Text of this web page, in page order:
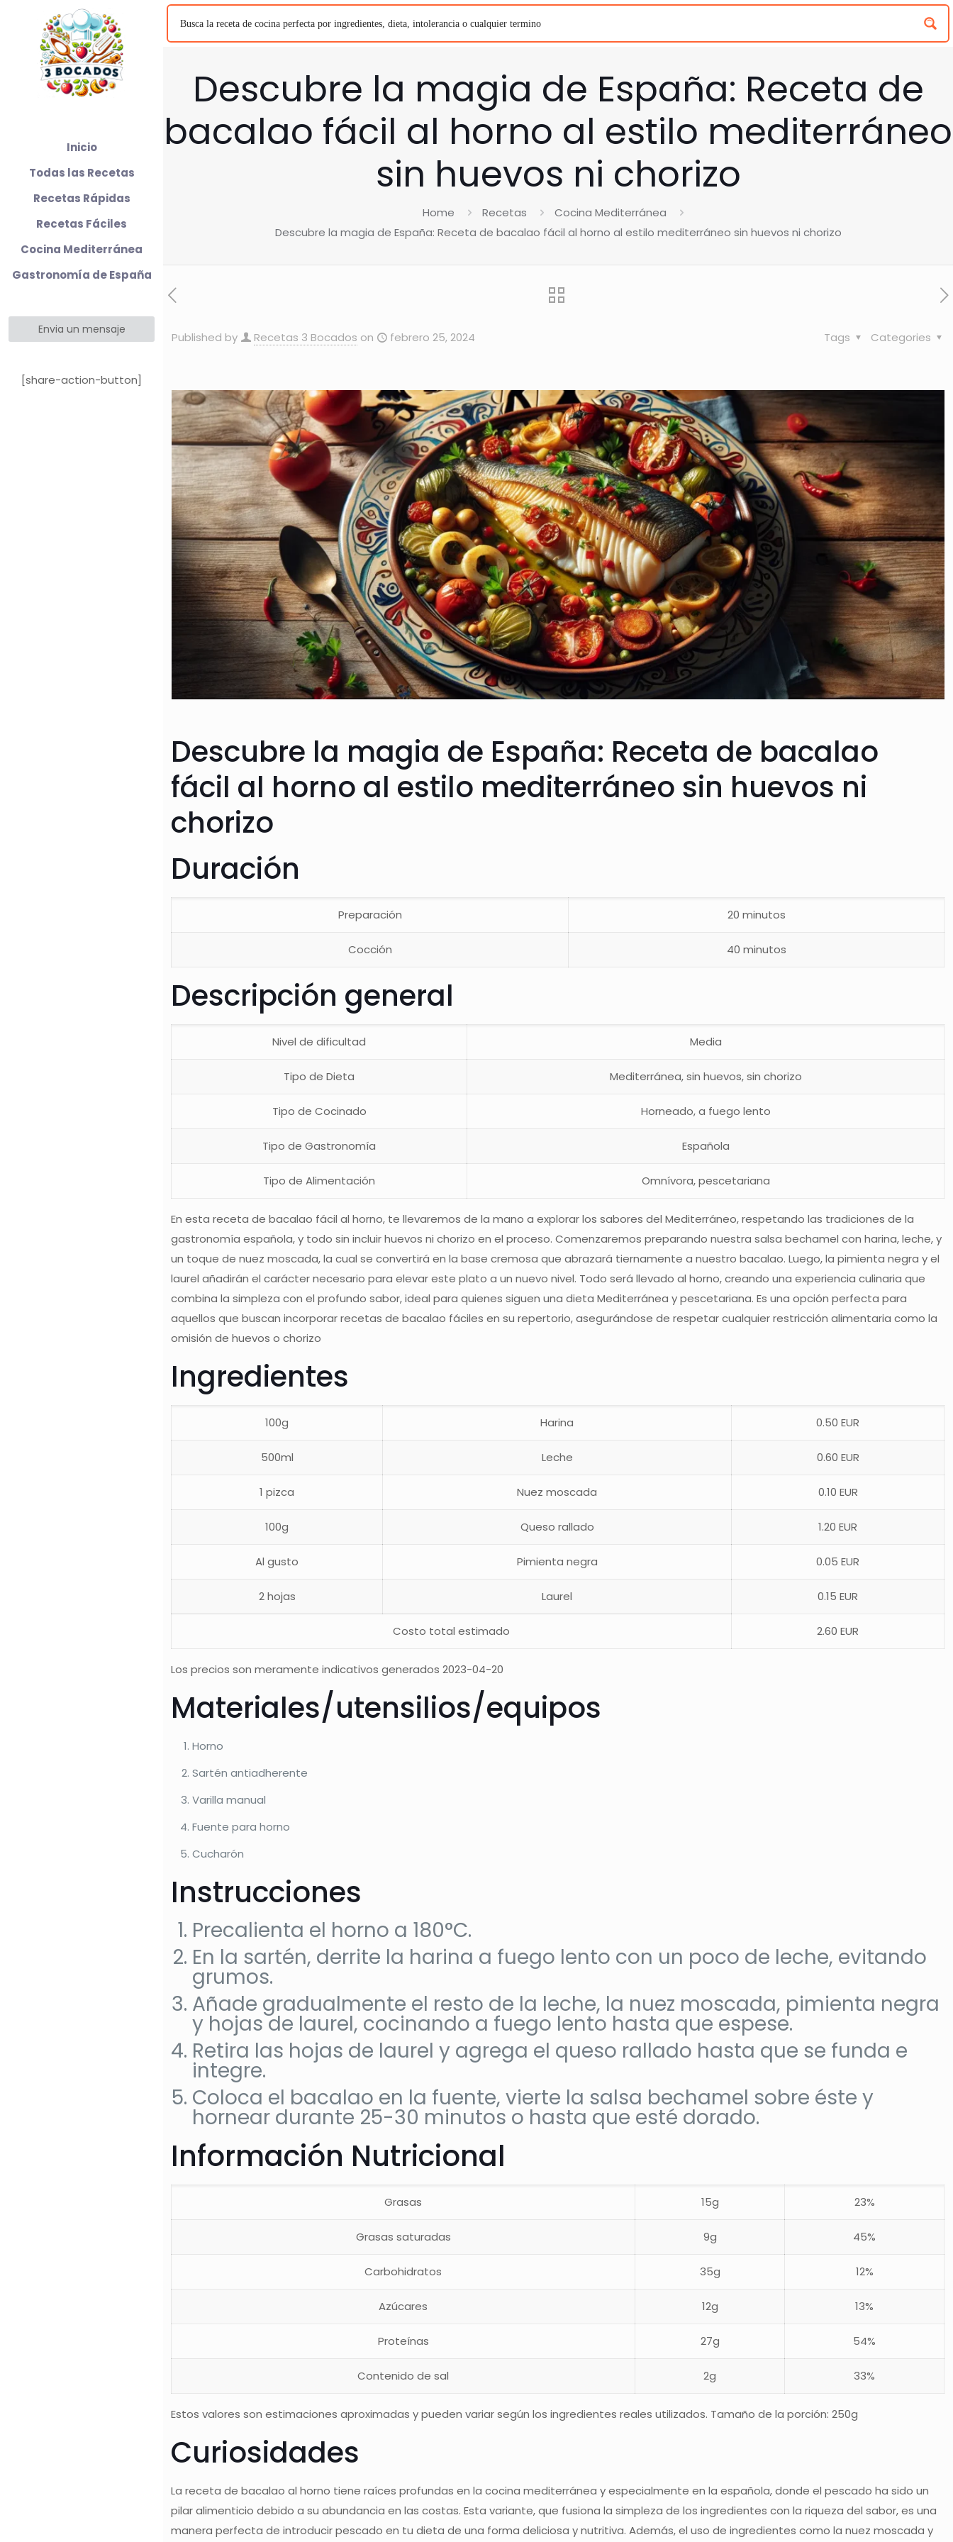
Descubre la magia de España: Receta de
bacalao fácil al horno al estilo mediterráneo
sin huevos ni chorizo
Home Recetas
Cocina Mediterránea
Descubre la magia de España: Receta de bacalao fácil al horno al estilo mediterráneo sin huevos ni chorizo
Published by Recetas 3 Bocados on febrero 25, 2024 Categories
Tags
Descubre la magia de España: Receta de bacalao
fácil al horno al estilo mediterráneo sin huevos ni
chorizo
Duración
Preparación 20 minutos
Cocción 40 minutos
Descripción general
Nivel de dificultad Media
Tipo de Dieta Mediterránea, sin huevos, sin chorizo
Tipo de Cocinado Horneado, a fuego lento
Tipo de Gastronomía Española
Tipo de Alimentación Omnívora, pescetariana
En esta receta de bacalao fácil al horno, te llevaremos de la mano a explorar los sabores del Mediterráneo, respetando las tradiciones de la
gastronomía española, y todo sin incluir huevos ni chorizo en el proceso. Comenzaremos preparando nuestra salsa bechamel con harina, leche, y
un toque de nuez moscada, la cual se convertirá en la base cremosa que abrazará tiernamente a nuestro bacalao. Luego, la pimienta negra y el
laurel añadirán el carácter necesario para elevar este plato a un nuevo nivel. Todo será llevado al horno, creando una experiencia culinaria que
combina la simpleza con el profundo sabor, ideal para quienes siguen una dieta Mediterránea y pescetariana. Es una opción perfecta para
aquellos que buscan incorporar recetas de bacalao fáciles en su repertorio, asegurándose de respetar cualquier restricción alimentaria como la
omisión de huevos o chorizo
Ingredientes
100g Harina 0.50 EUR
500ml Leche 0.60 EUR
1 pizca Nuez moscada 0.10 EUR
100g Queso rallado 1.20 EUR
Al gusto Pimienta negra 0.05 EUR
2 hojas Laurel 0.15 EUR
Costo total estimado 2.60 EUR
Los precios son meramente indicativos generados 2023-04-20
Materiales/utensilios/equipos
Horno
Sartén antiadherente
Varilla manual
Fuente para horno
Cucharón
Instrucciones
Precalienta el horno a 180°C.
En la sartén, derrite la harina a fuego lento con un poco de leche, evitando
grumos.
Añade gradualmente el resto de la leche, la nuez moscada, pimienta negra
y hojas de laurel, cocinando a fuego lento hasta que espese.
Retira las hojas de laurel y agrega el queso rallado hasta que se funda e
integre.
Coloca el bacalao en la fuente, vierte la salsa bechamel sobre éste y
hornear durante 25-30 minutos o hasta que esté dorado.
Información Nutricional
Grasas 15g 23%
Grasas saturadas 9g 45%
Carbohidratos 35g 12%
Azúcares 12g 13%
Proteínas 27g 54%
Contenido de sal 2g 33%
Estos valores son estimaciones aproximadas y pueden variar según los ingredientes reales utilizados. Tamaño de la porción: 250g
Curiosidades
La receta de bacalao al horno tiene raíces profundas en la cocina mediterránea y especialmente en la española, donde el pescado ha sido un
pilar alimenticio debido a su abundancia en las costas. Esta variante, que fusiona la simpleza de los ingredientes con la riqueza del sabor, es una
manera perfecta de introducir pescado en tu dieta de una forma deliciosa y nutritiva. Además, el uso de ingredientes como la nuez moscada y
Inicio
Todas las Recetas
Recetas Rápidas
Recetas Fáciles
Cocina Mediterránea
Gastronomía de España
Envia un mensaje
[share-action-button]